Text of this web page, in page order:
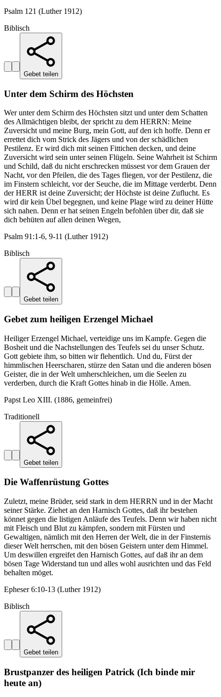
Psalm 121 (Luther 1912)
Biblisch
Gebet teilen
Unter dem Schirm des Höchsten
Wer unter dem Schirm des Höchsten sitzt und unter dem Schatten
des Allmächtigen bleibt, der spricht zu dem HERRN: Meine
Zuversicht und meine Burg, mein Gott, auf den ich hoffe. Denn er
errettet dich vom Strick des Jägers und von der schädlichen
Pestilenz. Er wird dich mit seinen Fittichen decken, und deine
Zuversicht wird sein unter seinen Flügeln. Seine Wahrheit ist Schirm
und Schild, daß du nicht erschrecken müssest vor dem Grauen der
Nacht, vor den Pfeilen, die des Tages fliegen, vor der Pestilenz, die
im Finstern schleicht, vor der Seuche, die im Mittage verderbt. Denn
der HERR ist deine Zuversicht; der Höchste ist deine Zuflucht. Es
wird dir kein Übel begegnen, und keine Plage wird zu deiner Hütte
sich nahen. Denn er hat seinen Engeln befohlen über dir, daß sie
dich behüten auf allen deinen Wegen,
Psalm 91:1-6, 9-11 (Luther 1912)
Biblisch
Gebet teilen
Gebet zum heiligen Erzengel Michael
Heiliger Erzengel Michael, verteidige uns im Kampfe. Gegen die
Bosheit und die Nachstellungen des Teufels sei du unser Schutz.
Gott gebiete ihm, so bitten wir flehentlich. Und du, Fürst der
himmlischen Heerscharen, stürze den Satan und die anderen bösen
Geister, die in der Welt umherschleichen, um die Seelen zu
verderben, durch die Kraft Gottes hinab in die Hölle. Amen.
Papst Leo XIII. (1886, gemeinfrei)
Traditionell
Gebet teilen
Die Waffenrüstung Gottes
Zuletzt, meine Brüder, seid stark in dem HERRN und in der Macht
seiner Stärke. Ziehet an den Harnisch Gottes, daß ihr bestehen
könnet gegen die listigen Anläufe des Teufels. Denn wir haben nicht
mit Fleisch und Blut zu kämpfen, sondern mit Fürsten und
Gewaltigen, nämlich mit den Herren der Welt, die in der Finsternis
dieser Welt herrschen, mit den bösen Geistern unter dem Himmel.
Um deswillen ergreifet den Harnisch Gottes, auf daß ihr an dem
bösen Tage Widerstand tun und alles wohl ausrichten und das Feld
behalten möget.
Epheser 6:10-13 (Luther 1912)
Biblisch
Gebet teilen
Brustpanzer des heiligen Patrick (Ich binde mir
heute an)